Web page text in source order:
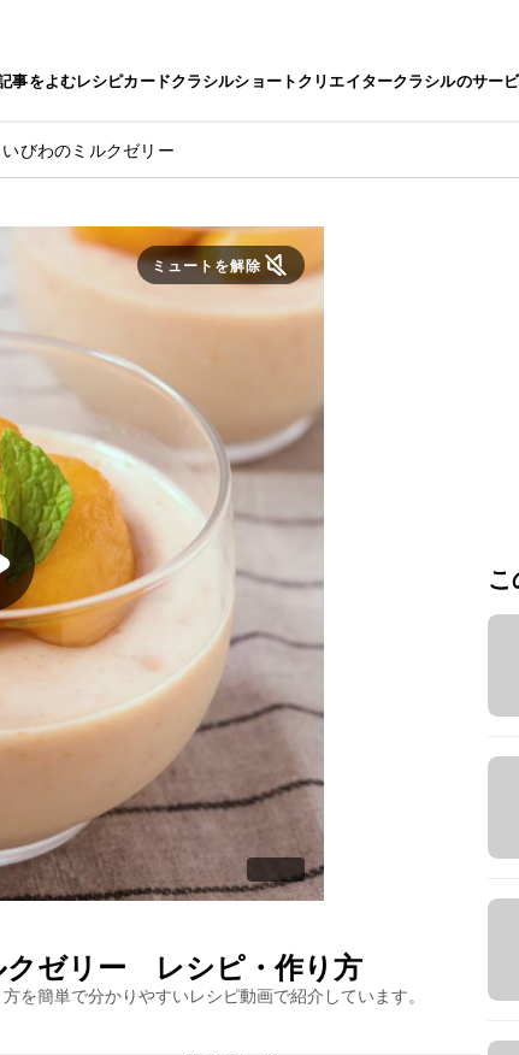
事をよむレシピカードクラシルショートクリエイタークラシルのサー
びわのミルクゼリー
ミュートを解除
ゼリー レシピ・作り方
方を簡単で分かりやすいレシピ動画で紹介しています。